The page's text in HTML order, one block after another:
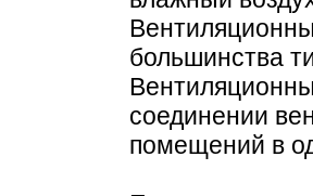
большинства
соединении
помещений в